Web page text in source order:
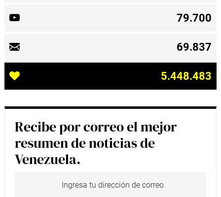
79.700
69.837
5.448.483
Recibe por correo el mejor
resumen de noticias de
Venezuela.